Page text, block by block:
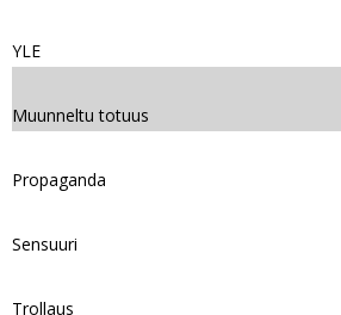
YLE
Muunneltu totuus
Propaganda
Sensuuri
Trollaus